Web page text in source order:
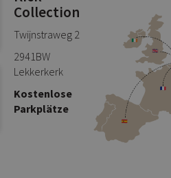
Collection
Twijnstraweg 2
2941BW
Lekkerkerk
Kostenlose
Parkplätze